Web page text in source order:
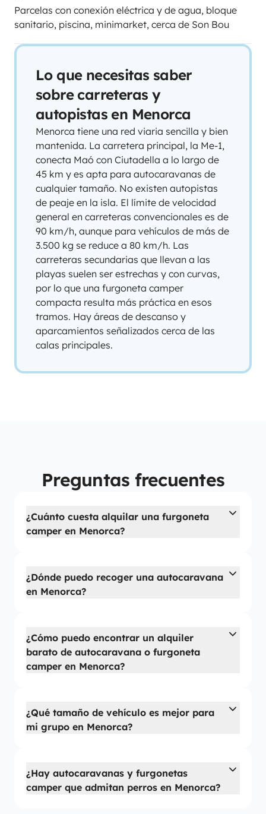
Parcelas con conexión eléctrica y de agua, bloque
sanitario, piscina, minimarket, cerca de Son Bou
Lo que necesitas saber
sobre carreteras y
autopistas en Menorca
Menorca tiene una red viaria sencilla y bien
mantenida. La carretera principal, la Me-1,
conecta Maó con Ciutadella a lo largo de
45 km y es apta para autocaravanas de
cualquier tamaño. No existen autopistas
de peaje en la isla. El límite de velocidad
general en carreteras convencionales es de
90 km/h, aunque para vehículos de más de
3.500 kg se reduce a 80 km/h. Las
carreteras secundarias que llevan a las
playas suelen ser estrechas y con curvas,
por lo que una furgoneta camper
compacta resulta más práctica en esos
tramos. Hay áreas de descanso y
aparcamientos señalizados cerca de las
calas principales.
Preguntas frecuentes
¿Cuánto cuesta alquilar una furgoneta
camper en Menorca?
¿Dónde puedo recoger una autocaravana
en Menorca?
¿Cómo puedo encontrar un alquiler
barato de autocaravana o furgoneta
camper en Menorca?
¿Qué tamaño de vehículo es mejor para
mi grupo en Menorca?
¿Hay autocaravanas y furgonetas
camper que admitan perros en Menorca?